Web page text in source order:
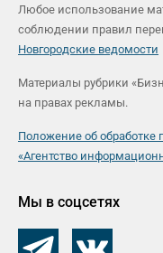
Любое использование
соблюдении правил
Новгородские ведомости
Материалы рубрики
на правах рекламы.
Положение об
«Агентство
Мы в соцсетях